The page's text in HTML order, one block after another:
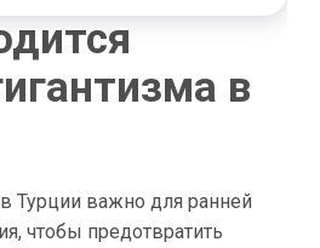
в
Турции важно для ранней
чтобы предотвратить